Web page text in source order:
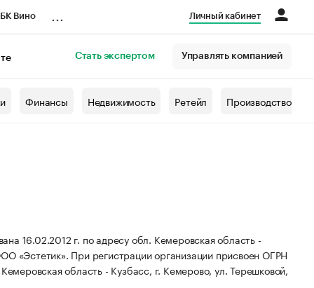
Вино Личный кабинет
Стать экспертом Управлять компанией
Финансы Недвижимость Ретейл Производство
16.02.2012 г. по адресу обл. Кемеровская область -
«Эстетик». При регистрации организации присвоен ОГРН
область - Кузбасс, г. Кемерово, ул. Терешковой,